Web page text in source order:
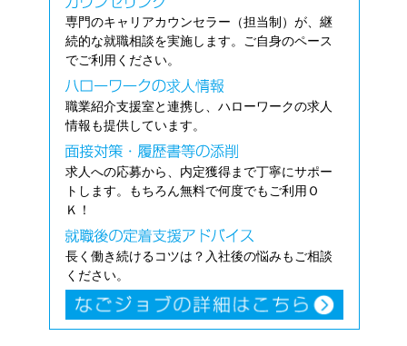
専門のキャリアカウンセラー（担当制）が、継
続的な就職相談を実施します。ご自身のペース
でご利用ください。
職業紹介支援室と連携し、ハローワークの求人
情報も提供しています。
求人への応募から、内定獲得まで丁寧にサポー
トします。もちろん無料で何度でもご利用Ｏ
Ｋ！
長く働き続けるコツは？入社後の悩みもご相談
ください。